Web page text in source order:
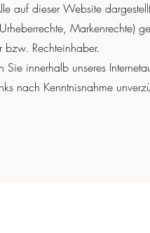
auf dieser Website
Markenrechte)
Rechteinhaber.
Sie innerhalb unseres
nach Kenntnisnahme